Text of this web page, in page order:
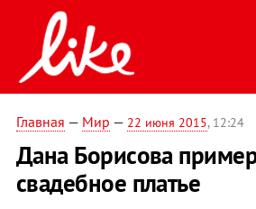
Главная — Мир — 22 июня 2015, 12:24
Дана Борисова
свадебное платье